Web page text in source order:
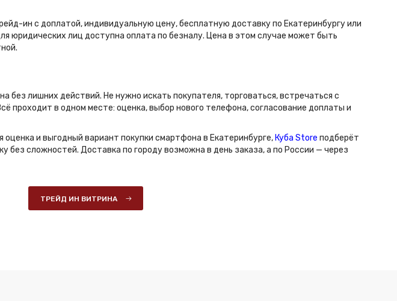
ин с доплатой, индивидуальную цену, бесплатную доставку по Екатеринбургу или
юридических лиц доступна оплата по безналу. Цена в этом случае может быть
без лишних действий. Не нужно искать покупателя, торговаться, встречаться с
проходит в одном месте: оценка, выбор нового телефона, согласование доплаты и
оценка и выгодный вариант покупки смартфона в Екатеринбурге, Куба Store подберёт
без сложностей. Доставка по городу возможна в день заказа, а по России — через
ТРЕЙД ИН ВИТРИНА